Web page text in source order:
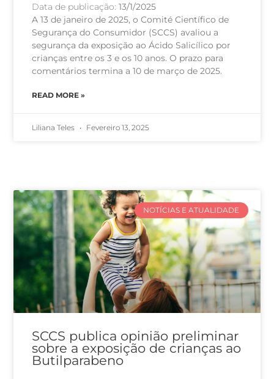
Data de publicação:13/1/2025
A 13 de janeiro de 2025, o Comité Científico de
Segurança do Consumidor (SCCS) avaliou a
segurança da exposição ao Ácido Salicílico por
crianças entre os 3 e os 10 anos. O prazo para
comentários termina a 10 de março de 2025.
READ MORE »
Liliana Teles Fevereiro 13, 2025
NOTÍCIAS E ATUALIDADE
SCCS publica opinião preliminar
sobre a exposição de crianças ao
Butilparabeno